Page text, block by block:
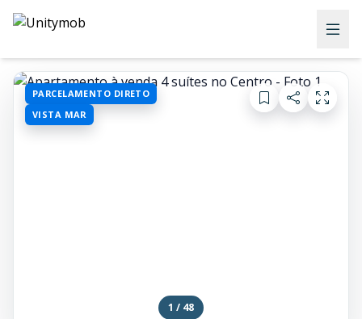
PARCELAMENTO DIRETO
VISTA MAR
1 / 48